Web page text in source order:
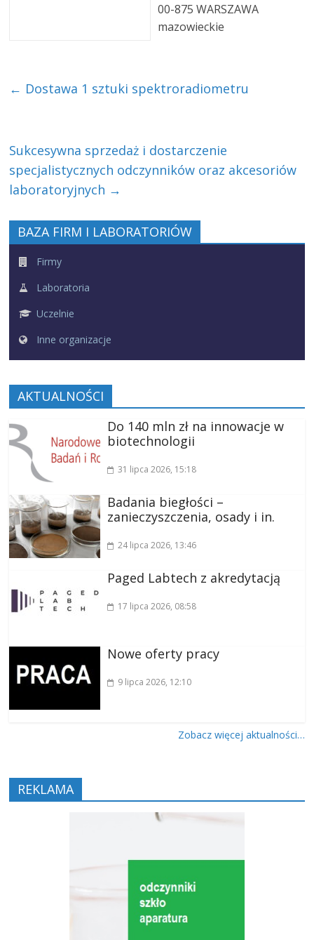
00-875 WARSZAWA
mazowieckie
← Dostawa 1 sztuki spektroradiometru
Sukcesywna sprzedaż i dostarczenie
specjalistycznych odczynników oraz akcesoriów
laboratoryjnych →
BAZA FIRM I LABORATORIÓW
Firmy
Laboratoria
Uczelnie
Inne organizacje
AKTUALNOŚCI
Do 140 mln zł na innowacje w
biotechnologii
31 lipca 2026, 15:18
Badania biegłości –
zanieczyszczenia, osady i in.
24 lipca 2026, 13:46
Paged Labtech z akredytacją
17 lipca 2026, 08:58
Nowe oferty pracy
9 lipca 2026, 12:10
Zobacz więcej aktualności…
REKLAMA